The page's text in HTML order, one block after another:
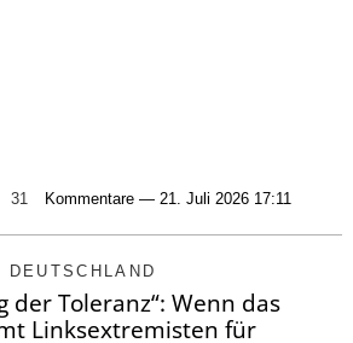
31 Kommentare — 21. Juli 2026 17:11
DEUTSCHLAND
der Toleranz“: Wenn das
Linksextremisten für